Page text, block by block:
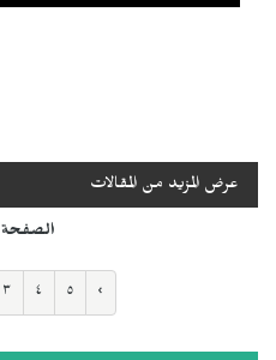
عرض المزيد من المقالات
الصفحة ١ / ٦٧
٣ ٤ ٥ ›